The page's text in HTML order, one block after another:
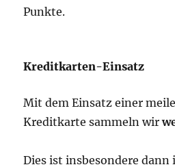
Punkte.
Kreditkarten-Einsatz
Mit dem Einsatz einer
Kreditkarte sammeln wir
Dies ist insbesondere